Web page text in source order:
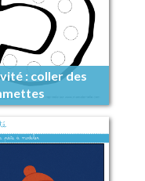
: coller des